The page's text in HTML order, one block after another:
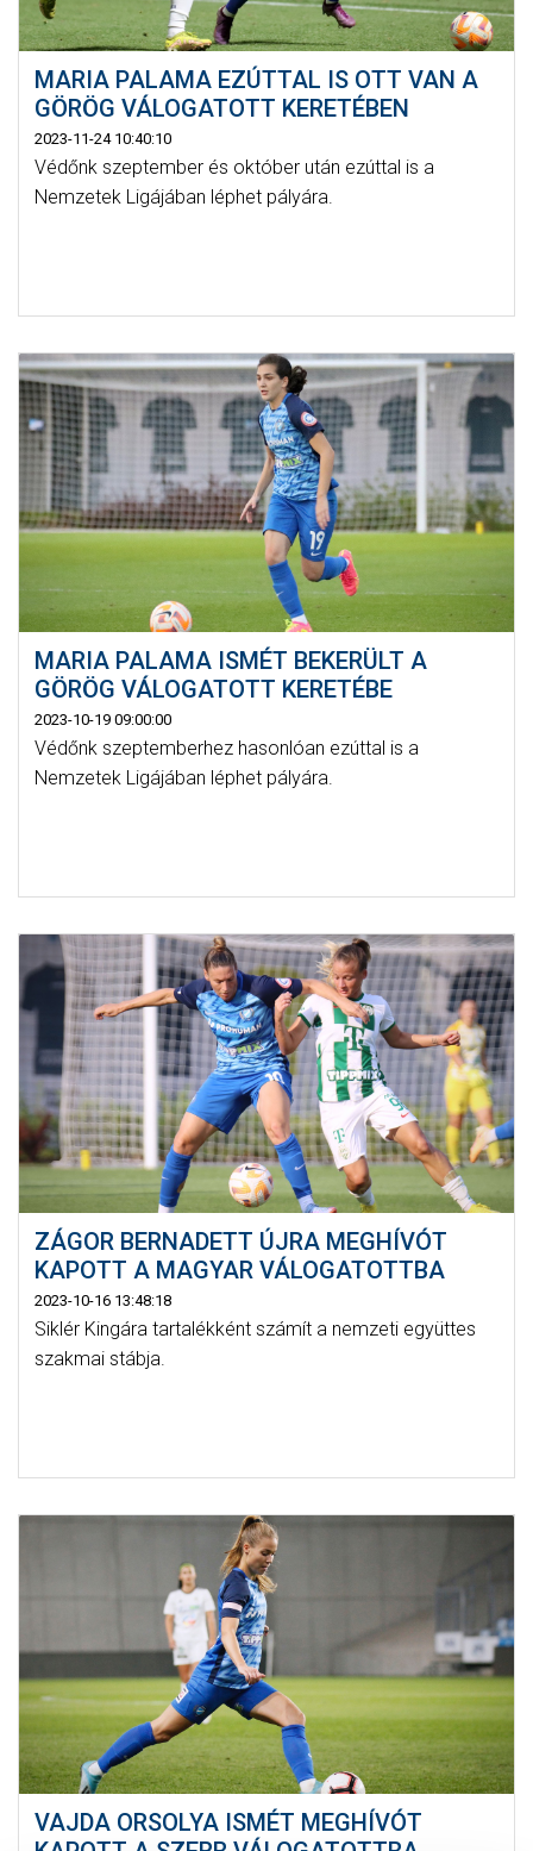
MARIA PALAMA EZÚTTAL IS OTT VAN A
GÖRÖG VÁLOGATOTT KERETÉBEN
2023-11-24 10:40:10
Védőnk szeptember és október után ezúttal is a
Nemzetek Ligájában léphet pályára.
MARIA PALAMA ISMÉT BEKERÜLT A
GÖRÖG VÁLOGATOTT KERETÉBE
2023-10-19 09:00:00
Védőnk szeptemberhez hasonlóan ezúttal is a
Nemzetek Ligájában léphet pályára.
ZÁGOR BERNADETT ÚJRA MEGHÍVÓT
KAPOTT A MAGYAR VÁLOGATOTTBA
2023-10-16 13:48:18
Siklér Kingára tartalékként számít a nemzeti együttes
szakmai stábja.
VAJDA ORSOLYA ISMÉT MEGHÍVÓT